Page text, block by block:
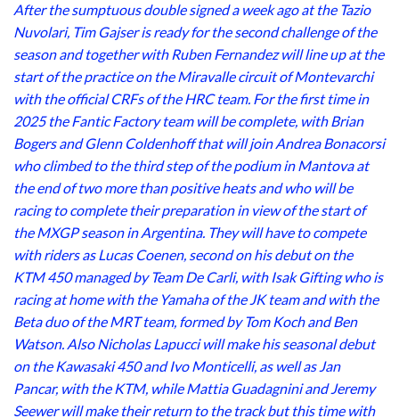
After the sumptuous double signed a week ago at the Tazio
Nuvolari, Tim Gajser is ready for the second challenge of the
season and together with Ruben Fernandez will line up at the
start of the practice on the Miravalle circuit of Montevarchi
with the official CRFs of the HRC team. For the first time in
2025 the Fantic Factory team will be complete, with Brian
Bogers and Glenn Coldenhoff that will join Andrea Bonacorsi
who climbed to the third step of the podium in Mantova at
the end of two more than positive heats and who will be
racing to complete their preparation in view of the start of
the MXGP season in Argentina. They will have to compete
with riders as Lucas Coenen, second on his debut on the
KTM 450 managed by Team De Carli, with Isak Gifting who is
racing at home with the Yamaha of the JK team and with the
Beta duo of the MRT team, formed by Tom Koch and Ben
Watson. Also Nicholas Lapucci will make his seasonal debut
on the Kawasaki 450 and Ivo Monticelli, as well as Jan
Pancar, with the KTM, while Mattia Guadagnini and Jeremy
Seewer will make their return to the track but this time with